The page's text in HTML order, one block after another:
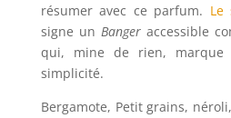
résumer avec ce parfum. Le
signe un Bangeraccessible
qui, mine de rien, marque
simplicité.
Bergamote, Petit grains,